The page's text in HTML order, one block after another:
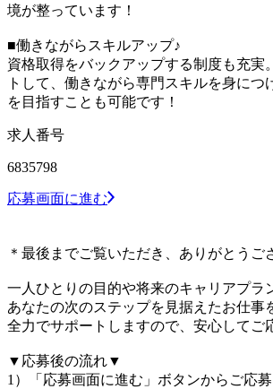
境が整っています！
■働きながらスキルアップ♪
資格取得をバックアップする制度も充実
トして、働きながら専門スキルを身につ
を目指すことも可能です！
求人番号
6835798
応募画面に進む
＊最後までご覧いただき、ありがとうご
一人ひとりの目的や将来のキャリアプラ
あなたの次のステップを見据えたお仕事
全力でサポートしますので、安心して
▼応募後の流れ▼
1）「応募画面に進む」ボタンからご応